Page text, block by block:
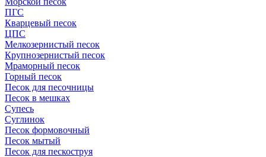
ПГС
Кварцевый песок
ЦПС
Мелкозернистый песок
Крупнозернистый песок
Мраморный песок
Горный песок
Песок для песочницы
Песок в мешках
Супесь
Суглинок
Песок формовочный
Песок мытый
Песок для пескоструя